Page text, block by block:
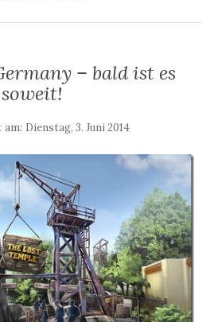
– bald ist es
soweit!
Dienstag, 3. Juni 2014